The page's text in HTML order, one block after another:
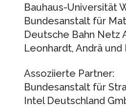
Bauhaus-Universität
Bundesanstalt für
Deutsche Bahn Netz
Leonhardt, Andrä
Assoziierte Partner:
Bundesanstalt für
Intel Deutschland